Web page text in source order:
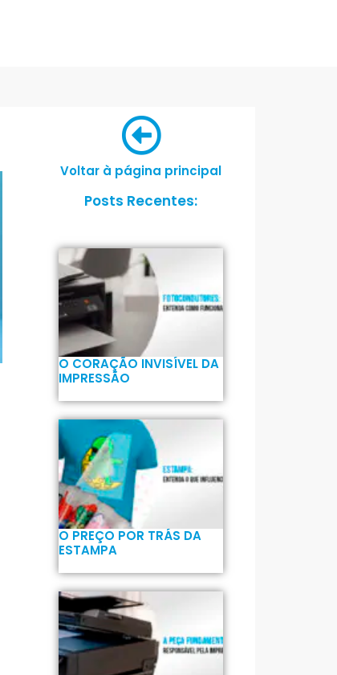
Voltar à página principal
Posts Recentes:
O CORAÇÃO INVISÍVEL DA
IMPRESSÃO
O PREÇO POR TRÁS DA
ESTAMPA